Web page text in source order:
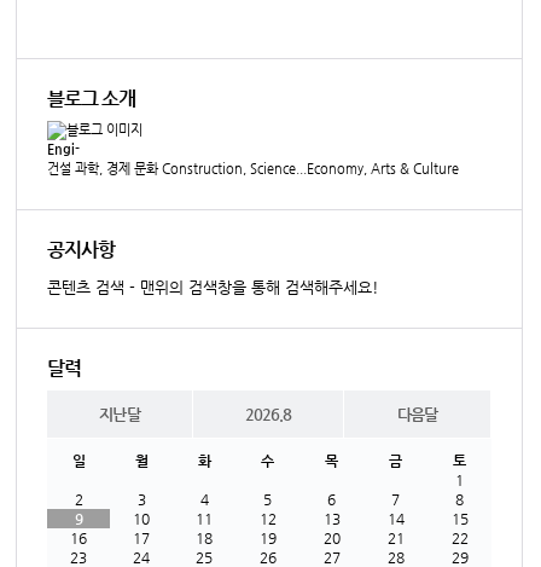
블로그 소개
Engi-
건설 과학, 경제 문화 Construction, Science...Economy, Arts & Culture
공지사항
콘텐츠 검색 - 맨위의 검색창을 통해 검색해주세요!
달력
지난달 2026.8 다음달
일 월 화 수 목 금
토
1
2
3 4 5 6 7
8
9
10 11 12 13 14
15
16
17 18 19 20 21
22
23
24 25 26 27 28 29